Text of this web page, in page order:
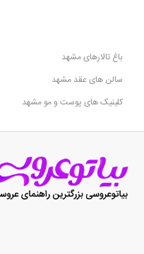
باغ تالارهای مشهد
سالن های عقد مشهد
کلینیک های پوست و مو مشهد